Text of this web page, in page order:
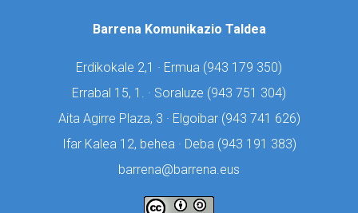
Barrena Komunikazio Taldea
Erdikokale 2,1 · Ermua (943 179 350)
Errabal 15, 1. · Soraluze (943 751 304)
Aita Agirre Plaza, 3 · Elgoibar (943 741 626)
Ifar Kalea 12, behea · Deba (943 191 383)
barrena@barrena.eus